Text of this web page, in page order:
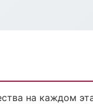
на каждом